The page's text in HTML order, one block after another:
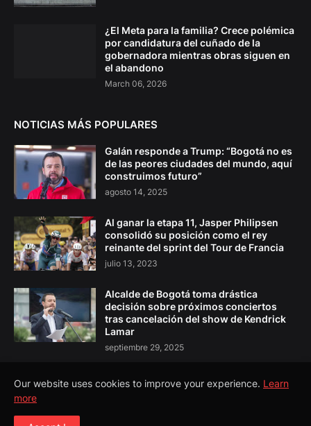
¿El Meta para la familia? Crece polémica
por candidatura del cuñado de la
gobernadora mientras obras siguen en
el abandono
March 06, 2026
NOTICIAS MÁS POPULARES
Galán responde a Trump: “Bogotá no es
de las peores ciudades del mundo, aquí
construimos futuro”
agosto 14, 2025
Al ganar la etapa 11, Jasper Philipsen
consolidó su posición como el rey
reinante del sprint del Tour de Francia
julio 13, 2023
Alcalde de Bogotá toma drástica
decisión sobre próximos conciertos
tras cancelación del show de Kendrick
Lamar
septiembre 29, 2025
Copyright ©
Our website uses cookies to improve your experience. Learn
more